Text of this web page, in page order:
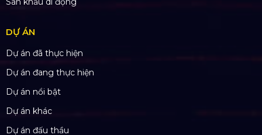
Thiết bị ánh sáng
Màn hình LED
Khung truss nhôm
Sân khấu di động
DỰ ÁN